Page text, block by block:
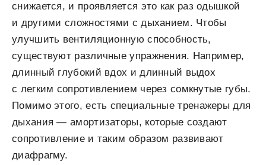
снижается, и проявляется это как раз одышкой
и другими сложностями с дыханием. Чтобы
улучшить вентиляционную способность,
существуют различные упражнения. Например,
длинный глубокий вдох и длинный выдох
с легким сопротивлением через сомкнутые губы.
Помимо этого, есть специальные тренажеры для
дыхания — амортизаторы, которые создают
сопротивление и таким образом развивают
диафрагму.